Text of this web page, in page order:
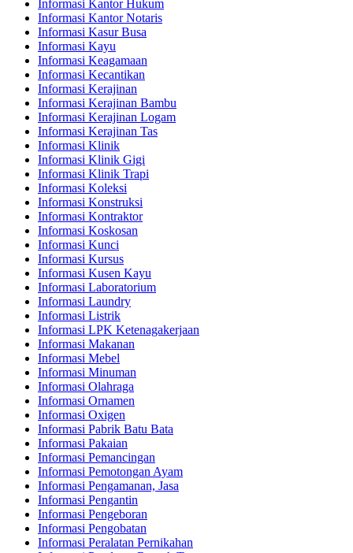
Informasi Kantor Hukum
Informasi Kantor Notaris
Informasi Kasur Busa
Informasi Kayu
Informasi Keagamaan
Informasi Kecantikan
Informasi Kerajinan
Informasi Kerajinan Bambu
Informasi Kerajinan Logam
Informasi Kerajinan Tas
Informasi Klinik
Informasi Klinik Gigi
Informasi Klinik Trapi
Informasi Koleksi
Informasi Konstruksi
Informasi Kontraktor
Informasi Koskosan
Informasi Kunci
Informasi Kursus
Informasi Kusen Kayu
Informasi Laboratorium
Informasi Laundry
Informasi Listrik
Informasi LPK Ketenagakerjaan
Informasi Makanan
Informasi Mebel
Informasi Minuman
Informasi Olahraga
Informasi Ornamen
Informasi Oxigen
Informasi Pabrik Batu Bata
Informasi Pakaian
Informasi Pemancingan
Informasi Pemotongan Ayam
Informasi Pengamanan, Jasa
Informasi Pengantin
Informasi Pengeboran
Informasi Pengobatan
Informasi Peralatan Pernikahan